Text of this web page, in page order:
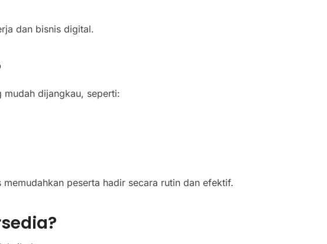
dan bisnis digital.
dijangkau, seperti:
peserta hadir secara rutin dan efektif.